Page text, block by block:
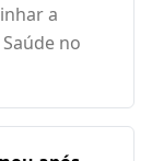
a
no